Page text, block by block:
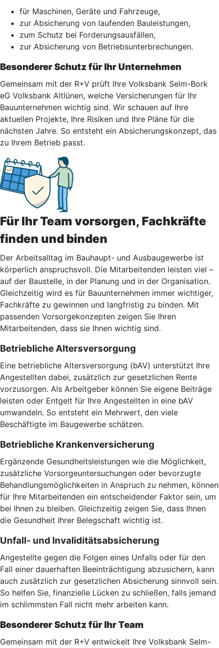
für Maschinen, Geräte und Fahrzeuge,
zur Absicherung von laufenden Bauleistungen,
zum Schutz bei Forderungsausfällen,
zur Absicherung von Betriebsunterbrechungen.
Besonderer Schutz für Ihr Unternehmen
Gemeinsam mit der R+V prüft Ihre Volksbank Selm-Bork
eG Volksbank Altlünen, welche Versicherungen für Ihr
Bauunternehmen wichtig sind. Wir schauen auf Ihre
aktuellen Projekte, Ihre Risiken und Ihre Pläne für die
nächsten Jahre. So entsteht ein Absicherungskonzept, das
zu Ihrem Betrieb passt.
Für Ihr Team vorsorgen, Fachkräfte
finden und binden
Der Arbeitsalltag im Bauhaupt- und Ausbaugewerbe ist
körperlich anspruchsvoll. Die Mitarbeitenden leisten viel –
auf der Baustelle, in der Planung und in der Organisation.
Gleichzeitig wird es für Bauunternehmen immer wichtiger,
Fachkräfte zu gewinnen und langfristig zu binden. Mit
passenden Vorsorgekonzepten zeigen Sie Ihren
Mitarbeitenden, dass sie Ihnen wichtig sind.
Betriebliche Altersversorgung
Eine betriebliche Altersversorgung (bAV) unterstützt Ihre
Angestellten dabei, zusätzlich zur gesetzlichen Rente
vorzusorgen. Als Arbeitgeber können Sie eigene Beiträge
leisten oder Entgelt für Ihre Angestellten in eine bAV
umwandeln. So entsteht ein Mehrwert, den viele
Beschäftigte im Baugewerbe schätzen.
Betriebliche Krankenversicherung
Ergänzende Gesundheitsleistungen wie die Möglichkeit,
zusätzliche Vorsorgeuntersuchungen oder bevorzugte
Behandlungsmöglichkeiten in Anspruch zu nehmen, können
für Ihre Mitarbeitenden ein entscheidender Faktor sein, um
bei Ihnen zu bleiben. Gleichzeitig zeigen Sie, dass Ihnen
die Gesundheit Ihrer Belegschaft wichtig ist.
Unfall- und Invaliditätsabsicherung
Angestellte gegen die Folgen eines Unfalls oder für den
Fall einer dauerhaften Beeinträchtigung abzusichern, kann
auch zusätzlich zur gesetzlichen Absicherung sinnvoll sein.
So helfen Sie, finanzielle Lücken zu schließen, falls jemand
im schlimmsten Fall nicht mehr arbeiten kann.
Besonderer Schutz für Ihr Team
Gemeinsam mit der R+V entwickelt Ihre Volksbank Selm-